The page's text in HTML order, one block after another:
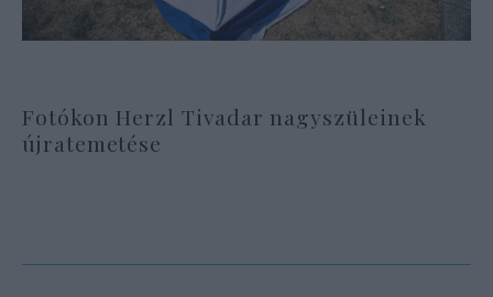
Fotókon Herzl Tivadar nagyszüleinek
újratemetése